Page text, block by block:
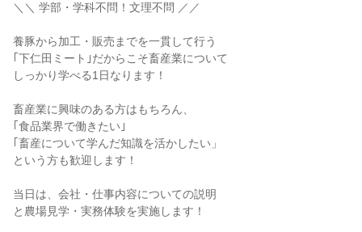
＼＼ 学部・学科不問！文理不問 ／／
養豚から加工・販売までを一貫して行う
｢下仁田ミート｣だからこそ畜産業について
しっかり学べる1日なります！
畜産業に興味のある方はもちろん、
｢食品業界で働きたい｣
｢畜産について学んだ知識を活かしたい」
という方も歓迎します！
当日は、会社・仕事内容についての説明
と農場見学・実務体験を実施します！